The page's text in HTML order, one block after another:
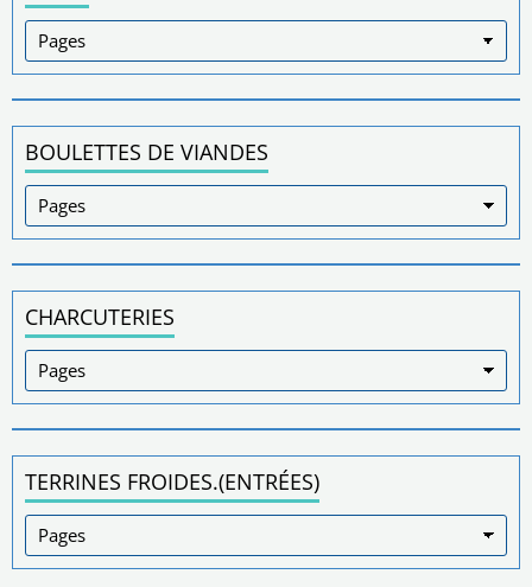
BOULETTES DE VIANDES
CHARCUTERIES
TERRINES FROIDES.(ENTRÉES)